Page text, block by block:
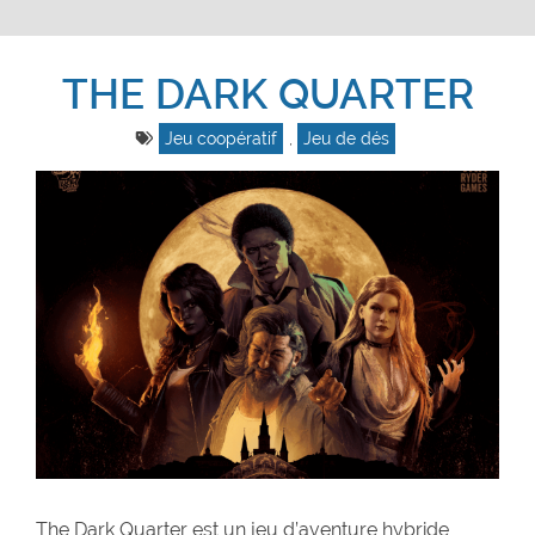
THE DARK QUARTER
Jeu coopératif , Jeu de dés
The Dark Quarter est un jeu d’aventure hybride